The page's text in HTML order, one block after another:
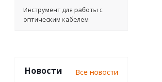
Инструмент для работы с
оптическим кабелем
Новости Все новости